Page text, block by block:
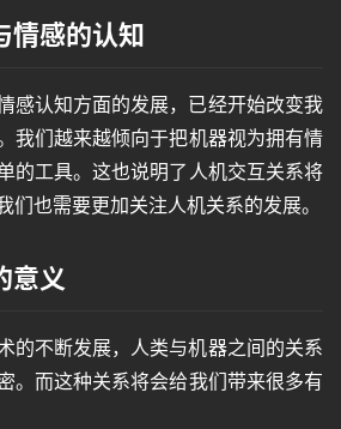
情感的认知
感认知方面的发展，已经开始改变我
我们越来越倾向于把机器视为拥有情
的工具。这也说明了人机交互关系将
们也需要更加关注人机关系的发展。
意义
的不断发展，人类与机器之间的关系
。而这种关系将会给我们带来很多有